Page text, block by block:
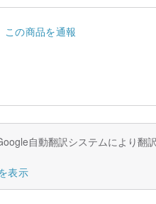
この商品を通報
自動翻訳システムにより翻
表示